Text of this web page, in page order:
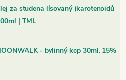
za studena lísovaný (karotenoidů
| TML
- bylinný kop 30ml, 15%